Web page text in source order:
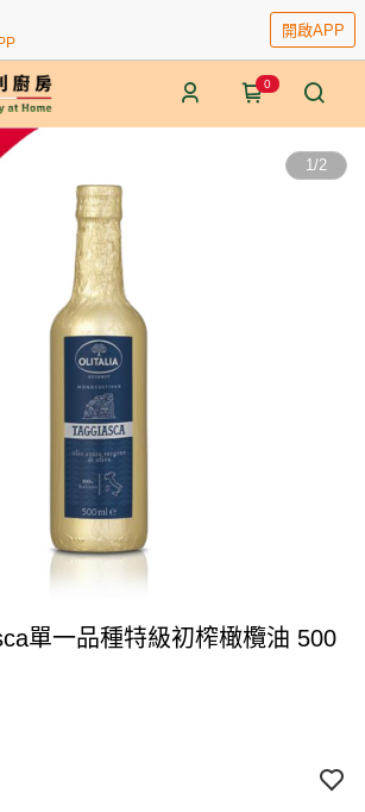
開啟APP
0
1/2
單一品種特級初榨橄欖油 500